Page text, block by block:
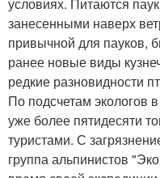
занесенными наверх
привычной для пауков,
ранее новые виды
редкие разновидности
По подсчетам экологов
уже более пятидесяти
туристами. С
группа альпинистов